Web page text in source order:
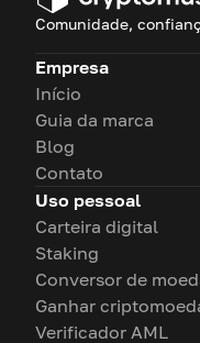
Comunidade,
Empresa
Início
Guia da marca
Blog
Contato
Uso pessoal
Carteira digital
Staking
Conversor de
Ganhar
Verificador AML